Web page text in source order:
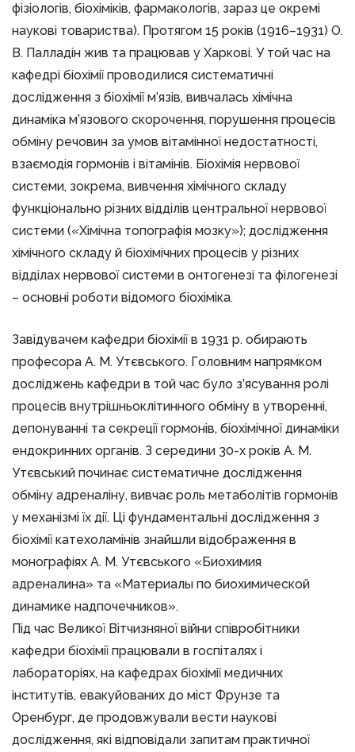
фізіологів, біохіміків, фармакологів, зараз це окремі
наукові товариства). Протягом 15 років (1916–1931) О.
В. Палладін жив та працював у Харкові. У той час на
кафедрі біохімії проводилися систематичні
дослідження з біохімії м’язів, вивчалась хімічна
динаміка м’язового скорочення, порушення процесів
обміну речовин за умов вітамінної недостатності,
взаємодія гормонів і вітамінів. Біохімія нервової
системи, зокрема, вивчення хімічного складу
функціонально різних відділів центральної нервової
системи («Хімічна топографія мозку»); дослідження
хімічного складу й біохімічних процесів у різних
відділах нервової системи в онтогенезі та філогенезі
– основні роботи відомого біохіміка.
Завідувачем кафедри біохімії в 1931 р. обирають
професора А. М. Утєвського. Головним напрямком
досліджень кафедри в той час було з’ясування ролі
процесів внутрішньоклітинного обміну в утворенні,
депонуванні та секреції гормонів, біохімічної динаміки
ендокринних органів. З середини 30-х років А. М.
Утєвський починає систематичне дослідження
обміну адреналіну, вивчає роль метаболітів гормонів
у механізмі їх дії. Ці фундаментальні дослідження з
біохімії катехоламінів знайшли відображення в
монографіях А. М. Утєвського «Биохимия
адреналина» та «Материалы по биохимической
динамике надпочечников».
Під час Великої Вітчизняної війни співробітники
кафедри біохімії працювали в госпіталях і
лабораторіях, на кафедрах біохімії медичних
інститутів, евакуйованих до міст Фрунзе та
Оренбург, де продовжували вести наукові
дослідження, які відповідали запитам практичної